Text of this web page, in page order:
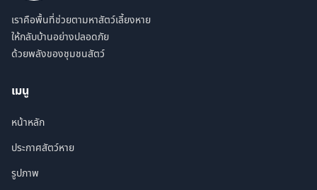
เราคือพื้นที่ช่วยตามหาสัตว์เลี้ยงหาย
ให้กลับบ้านอย่างปลอดภัย
ด้วยพลังของชุมชนสัตว์
เมนู
หน้าหลัก
ประกาศสัตว์หาย
รูปภาพ